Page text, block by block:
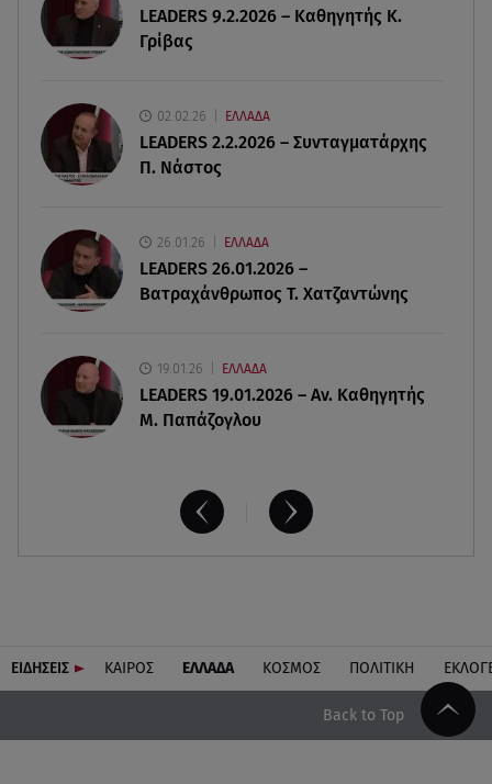
08.08.26 , 10:11
08.08.26 , 10:00
Νηστίσιμη συνταγή για να φτιάξετε χαλβά με
σοκολάτα και πορτοκάλι
08.08.26 , 09:26
Φωτιά Αττικοβοιωτία: Απελευθερώθηκε ενέργεια
ίση με 6 βόμβες Χιροσίμα
LEADERS 9.2.2026 – Καθηγητής Κ.
Γρίβας
02.02.26 ΕΛΛΑΔΑ
LEADERS 2.2.2026 – Συνταγματάρχης
Π. Νάστος
26.01.26 ΕΛΛΑΔΑ
LEADERS 26.01.2026 –
Βατραχάνθρωπος Τ. Χατζαντώνης
19.01.26 ΕΛΛΑΔΑ
LEADERS 19.01.2026 – Αν. Καθηγητής
Μ. Παπάζογλου
ΕΙΔΗΣΕΙΣ ΚΑΙΡΟΣ ΕΛΛΑΔΑ ΚΟΣΜΟΣ ΠΟΛΙΤΙΚΗ
Back to Top